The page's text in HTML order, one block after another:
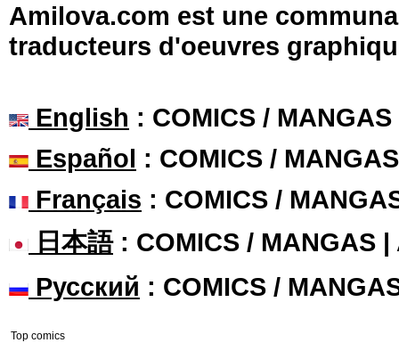
Amilova.com est une
traducteurs d'oeuvres
English : COMICS /
Español : COMICS /
Français : COMICS /
日本語: COMICS / MANGAS |
Русский : COMICS /
Top comics